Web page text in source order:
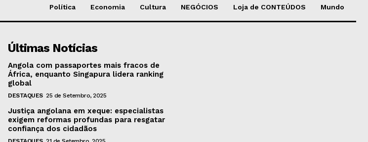
Política Economia Cultura NEGÓCIOS Loja de CONTEÚDOS Mundo
Últimas Notícias
Angola com passaportes mais fracos de
África, enquanto Singapura lidera ranking
global
DESTAQUES 25 de Setembro, 2025
Justiça angolana em xeque: especialistas
exigem reformas profundas para resgatar
confiança dos cidadãos